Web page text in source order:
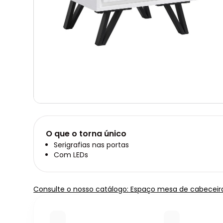
O que o torna único
Serigrafias nas portas
Com LEDs
Consulte o nosso catálogo: Espaço mesa de